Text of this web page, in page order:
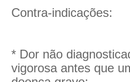
Contra-indicações:
* Dor não
vigorosa antes que